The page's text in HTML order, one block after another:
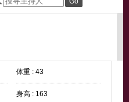
体重 : 43
身高 : 163